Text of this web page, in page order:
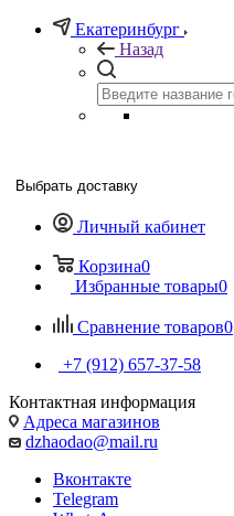
Екатеринбург
Назад
Выбрать доставку
Личный кабинет
Корзина0
Избранные товары0
Сравнение товаров0
+7 (912) 657-37-58
Контактная информация
Адреса магазинов
dzhaodao@mail.ru
Вконтакте
Telegram